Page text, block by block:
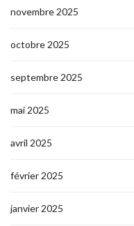
novembre 2025
octobre 2025
septembre 2025
mai 2025
avril 2025
février 2025
janvier 2025